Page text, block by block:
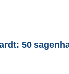
50